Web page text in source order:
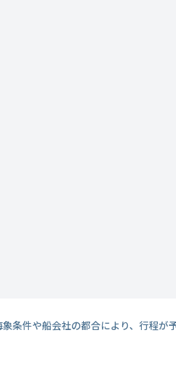
条件や船会社の都合により、行程が